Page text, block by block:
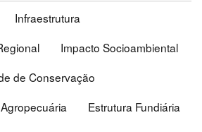
Infraestrutura
Impacto Socioambiental
de Conservação
Agropecuária
Estrutura Fundiária